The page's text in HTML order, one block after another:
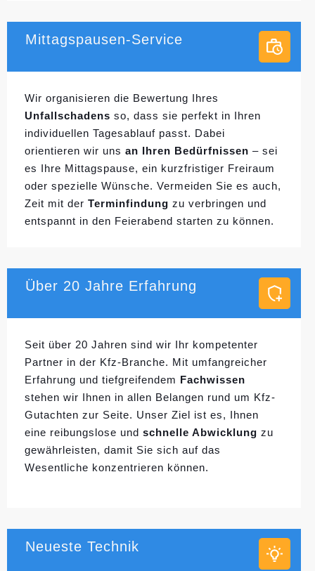
Mittagspausen-Service
Wir organisieren die Bewertung Ihres
Unfallschadens so, dass sie perfekt in Ihren
individuellen Tagesablauf passt. Dabei
orientieren wir uns an Ihren Bedürfnissen – sei
es Ihre Mittagspause, ein kurzfristiger Freiraum
oder spezielle Wünsche. Vermeiden Sie es auch,
Zeit mit der Terminfindung zu verbringen und
entspannt in den Feierabend starten zu können.
Über 20 Jahre Erfahrung
Seit über 20 Jahren sind wir Ihr kompetenter
Partner in der Kfz-Branche. Mit umfangreicher
Erfahrung und tiefgreifendem Fachwissen
stehen wir Ihnen in allen Belangen rund um Kfz-
Gutachten zur Seite. Unser Ziel ist es, Ihnen
eine reibungslose und schnelle Abwicklung zu
gewährleisten, damit Sie sich auf das
Wesentliche konzentrieren können.
Neueste Technik